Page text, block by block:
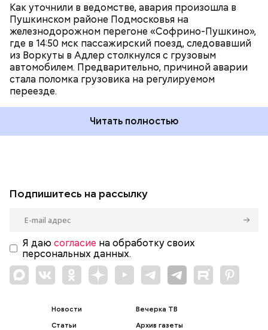
Как уточнили в ведомстве, авария произошла в
Пушкинском районе Подмосковья на
железнодорожном перегоне «Софрино-Пушкино»,
где в 14:50 мск пассажирский поезд, следовавший
из Воркуты в Адлер столкнулся с грузовым
автомобилем. Предварительно, причиной аварии
стала поломка грузовика на регулируемом
переезде.
Читать полностью
Подпишитесь на рассылку
Я даю согласие на обработку своих
персональных данных.
Новости
Статьи
Вечерка ТВ
Архив газеты